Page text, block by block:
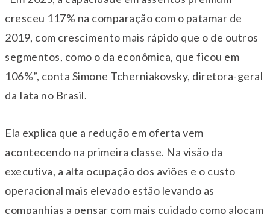
cresceu 117% na comparação com o patamar de
2019, com crescimento mais rápido que o de outros
segmentos, como o da econômica, que ficou em
106%”, conta Simone Tcherniakovsky, diretora-geral
da Iata no Brasil.
Ela explica que a redução em oferta vem
acontecendo na primeira classe. Na visão da
executiva, a alta ocupação dos aviões e o custo
operacional mais elevado estão levando as
companhias a pensar com mais cuidado como alocam